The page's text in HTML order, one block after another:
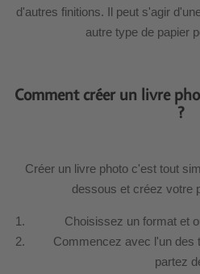
d'autres finitions. Il peut s'agir
autre type de papier
Comment créer un livre
?
Créer un livre photo c'est tout
dessous et créez votre
Choisissez un format et
Commencez avec l'un des
partez